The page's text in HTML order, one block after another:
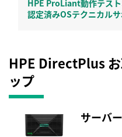
HPE ProLiant動作テス
認定済みOSテクニカル
HPE DirectPlus
ップ
サーバー